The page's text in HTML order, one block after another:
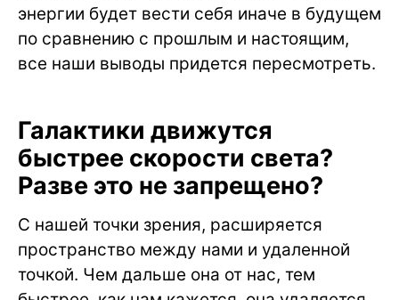
энергии будет вести себя иначе в будущем
по сравнению с прошлым и настоящим,
все наши выводы придется пересмотреть.
Галактики движутся
быстрее скорости света?
Разве это не запрещено?
С нашей точки зрения, расширяется
пространство между нами и удаленной
точкой. Чем дальше она от нас, тем